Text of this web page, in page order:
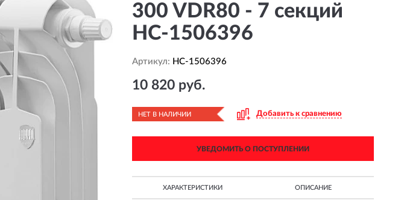
300 VDR80 - 7 секций
HC-1506396
Артикул: HC-1506396
10 820 руб.
НЕТ В НАЛИЧИИ Добавить к сравнению
УВЕДОМИТЬ О ПОСТУПЛЕНИИ
ХАРАКТЕРИСТИКИ ОПИСАНИЕ